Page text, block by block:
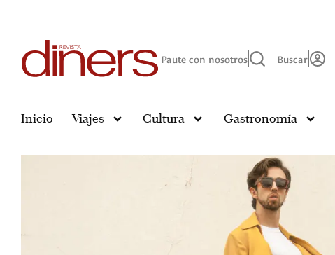
Paute con nosotros Buscar
Inicio Viajes Cultura Gastronomía